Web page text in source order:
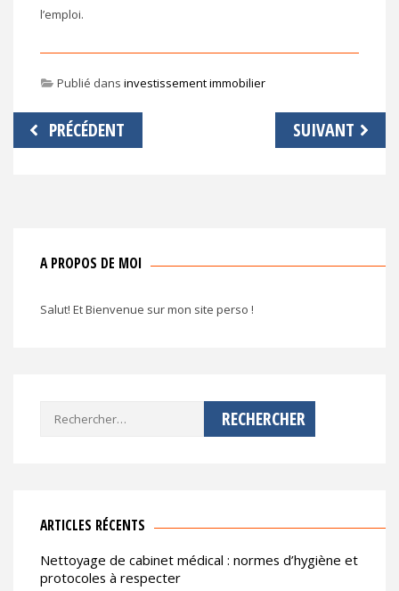
l’emploi.
Publié dans investissement immobilier
Navigation
de
PRÉCÉDENT SUIVANT
A PROPOS DE MOI
Salut! Et Bienvenue sur mon site perso !
Rechercher :
ARTICLES RÉCENTS
Nettoyage de cabinet médical : normes d’hygiène et
protocoles à respecter